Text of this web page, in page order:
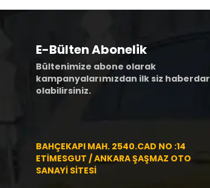
E-Bülten Abonelik
Bültenimize abone olarak
kampanyalarımızdan ilk siz haberdar
olabilirsiniz.
BAHÇEKAPI MAH. 2540.CAD NO :14
ETİMESGUT / ANKARA ŞAŞMAZ OTO
SANAYİ SİTESİ